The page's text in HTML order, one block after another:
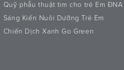
Quỹ phẫu thuật tim cho trẻ Em ĐNA
Sáng Kiến Nuôi Dưỡng Trẻ Em
Chiến Dịch Xanh Go Green